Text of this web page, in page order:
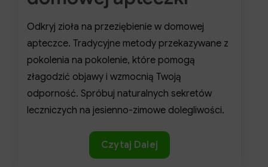
Odkryj zioła na przeziębienie w domowej
apteczce. Tradycyjne metody przekazywane z
pokolenia na pokolenie, które pomogą
złagodzić objawy i wzmocnią Twoją
odporność. Spróbuj naturalnych sekretów
leczniczych na jesienno-zimowe dolegliwości.
Zioła
na
Czytaj Dalej